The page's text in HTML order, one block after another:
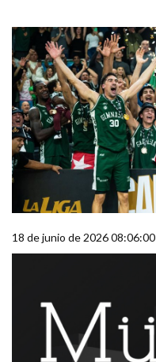
18 de junio de 2026 08:06:00